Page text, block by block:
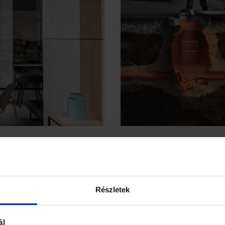
Részletek
azok körül egyaránt.
szennyvíz-elvezetéshez,
A Pipelife célja, hogy
a tervezők és a
számára a
A közműrendszerek
útján folyamatosan
kényelmes életet
megtalálni a tökéletes
kapcsolatot és találjuk